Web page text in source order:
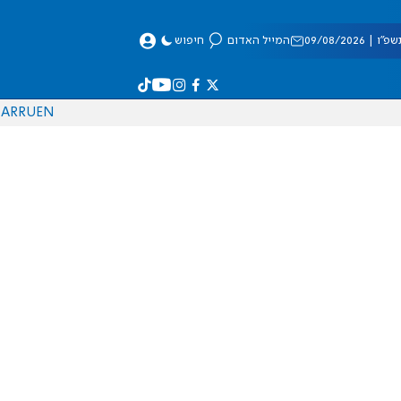
08/2026 המייל האדום חיפוש
EN
RU
AR